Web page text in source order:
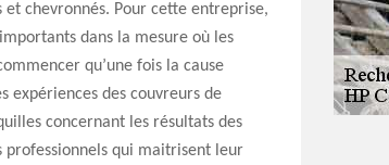
chevronnés. Pour cette entreprise,
dans la mesure où les
qu’une fois la cause
expériences des couvreurs de
concernant les résultats des
professionnels qui maitrisent leur